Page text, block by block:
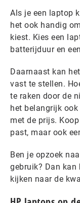
Als je een laptop
het ook handig
kiest. Kies een
batterijduur en
Daarnaast kan
vast te stellen.
te raken door de
het belangrijk
met de prijs.
past, maar ook
Ben je opzoek
gebruik? Dan kan
kijken naar de